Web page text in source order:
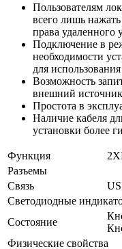
Пользователям
всего лишь
права удаленного
Подключение в
необходимости
для использования
Возможность
внешний
Простота в
Наличие кабеля
установки более
Функция
Разъемы
Связь
Светодиодные
Состояние
Физические свойства